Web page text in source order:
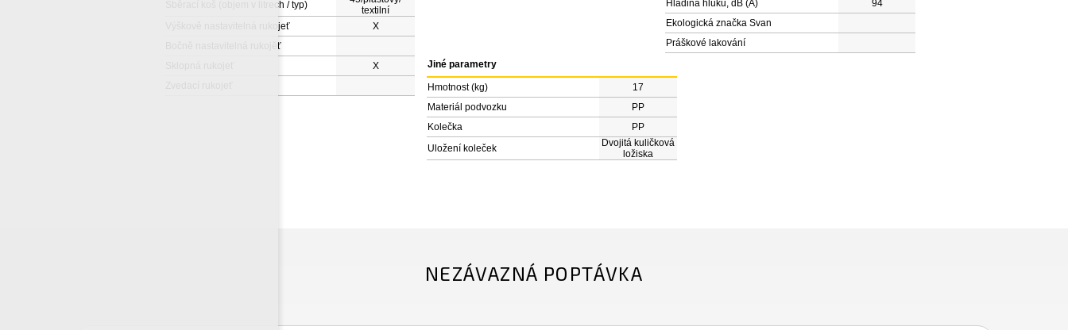
Sběrací koš (objem v litrech / typ)
textilní
Výškově nastavitelná rukojeť
X
Bočně nastavitelná rukojěť
X
Hladina hluku, dB (A)
94
Ekologická značka Svan
Práškové lakování
Jiné parametry
Hmotnost (kg)
17
Materiál podvozku
PP
Kolečka
PP
Uložení koleček
Dvojitá kuličková
ložiska
NEZÁVAZNÁ POPTÁVKA